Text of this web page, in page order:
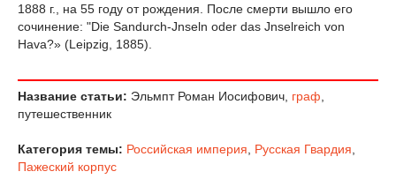
1888 г., на 55 году от рождения. После смерти вышло его
сочинение: "Die Sandurch-Jnseln oder das Jnselreich von
Hava?» (Leipzig, 1885).
Название статьи: Эльмпт Роман Иосифович, граф
путешественник
Категория темы: Российская империя Русская Гвардия
Пажеский корпус